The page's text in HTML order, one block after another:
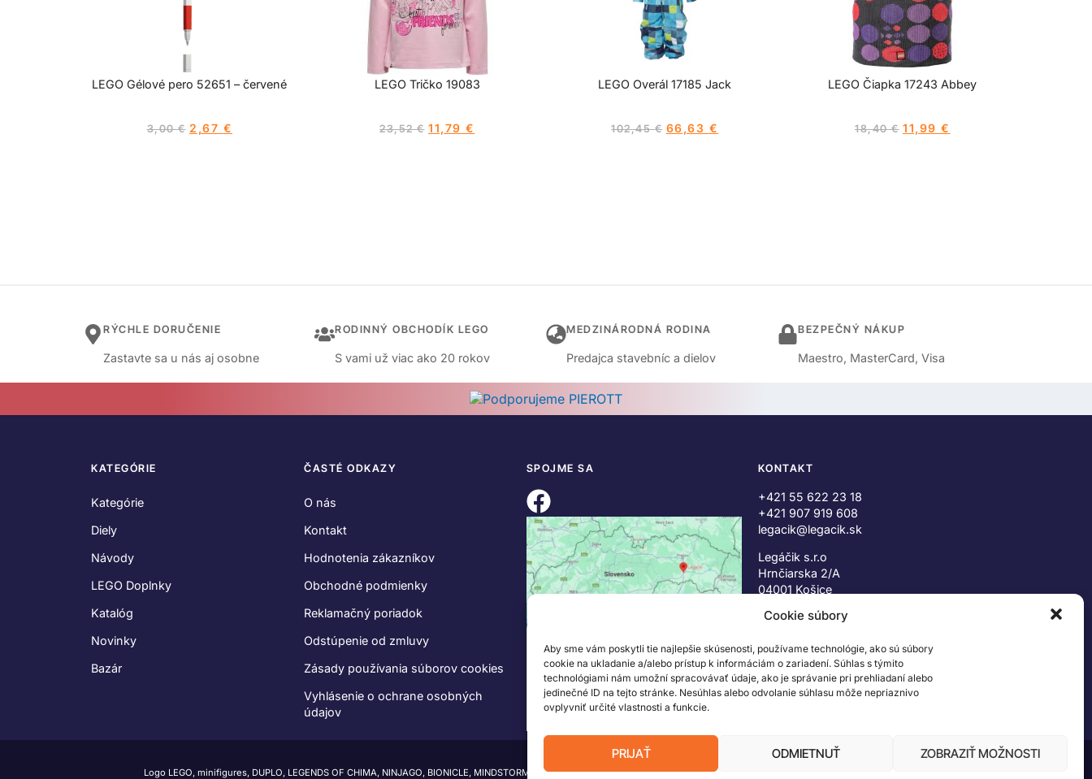
Cookie súbory
Aby sme vám poskytli tie najlepšie skúsenosti, používame technológie, ako sú súbory
cookie na ukladanie a/alebo prístup k informáciám o zariadení. Súhlas s týmito
technológiami nám umožní spracovávať údaje, ako je správanie pri prehliadaní alebo
jedinečné ID na tejto stránke. Nesúhlas alebo odvolanie súhlasu môže nepriaznivo
ovplyvniť určité vlastnosti a funkcie.
PRIJAŤ ODMIETNUŤ ZOBRAZIŤ MOŽNOSTI
LEGO Gélové pero 52651 – červené
3,00€ 2,67 €
LEGO Tričko 19083
23,52€ 11,79 €
LEGO Overál 17185 Jack
102,45€ 66,63 €
LEGO Čiapka 17243 Abbey
18,40€ 11,99 €
RÝCHLE DORUČENIE
Zastavte sa u nás aj osobne
RODINNÝ OBCHODÍK LEGO
S vami už viac ako 20 rokov
MEDZINÁRODNÁ RODINA
Predajca stavebníc a dielov
BEZPEČNÝ NÁKUP
Maestro, MasterCard, Visa
KATEGÓRIE
Kategórie
Diely
Návody
LEGO Doplnky
Katalóg
Novinky
Bazár
ČASTÉ ODKAZY
O nás
Kontakt
Hodnotenia zákazníkov
Obchodné podmienky
Reklamačný poriadok
Odstúpenie od zmluvy
Zásady používania súborov cookies
Vyhlásenie o ochrane osobných
údajov
SPOJME SA KONTAKT
+421 55 622 23 18
+421 907 919 608
legacik@legacik.sk
Legáčik s.r.o
Hrnčiarska 2/A
04001 Košice
IČ DPH: SK2023978330
Logo LEGO, minifigures, DUPLO, LEGENDS OF CHIMA, NINJAGO, BIONICLE, MINDSTORMS a MIXELS sú ochranné známky LEGO Group. ©2026 The LEGO Group. Všetky práva vyhradené